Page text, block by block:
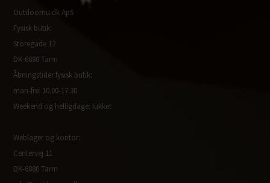
Outdoornu.dk ApS
Fysisk butik:
Storegade 12
DK-6880 Tarm
Åbningstider fysisk butik:
man-fre: 10.00-17.30
Weekend og helligdage: lukket
Weblager og kontor:
Centervej 11
DK-6880 Tarm